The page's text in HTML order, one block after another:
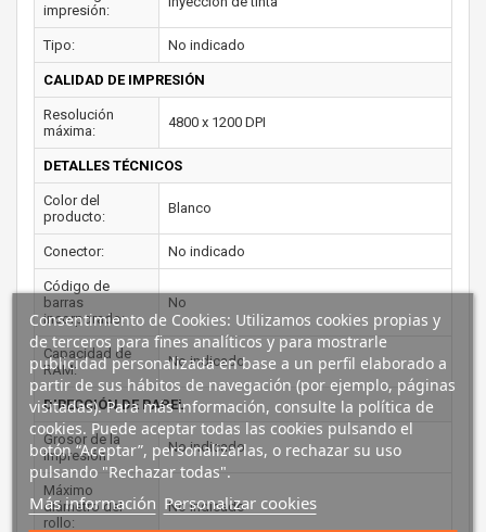
impresión:
Tipo: No indicado
CALIDAD DE IMPRESIÓN
Resolución
máxima:
4800 x 1200 DPI
DETALLES TÉCNICOS
Color del
producto:
Blanco
Conector: No indicado
Código de
barras
incorporado:
No
Capacidad de
RAM:
No indicado
DIRECCIÓN DE PAPEL
Grosor de la
impresión:
No indicado
Máximo
diámetro del
rollo:
No indicado
Consentimiento de Cookies: Utilizamos cookies propias y
de terceros para fines analíticos y para mostrarle
publicidad personalizada en base a un perfil elaborado a
partir de sus hábitos de navegación (por ejemplo, páginas
visitadas). Para más información, consulte la política de
cookies. Puede aceptar todas las cookies pulsando el
botón “Aceptar”, personalizarlas, o rechazar su uso
pulsando "Rechazar todas".
Más información Personalizar cookies